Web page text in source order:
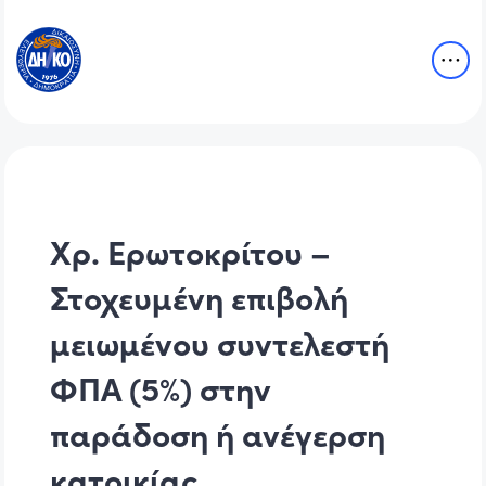
Χρ. Ερωτοκρίτου –
Στοχευμένη επιβολή
μειωμένου συντελεστή
ΦΠΑ (5%) στην
παράδοση ή ανέγερση